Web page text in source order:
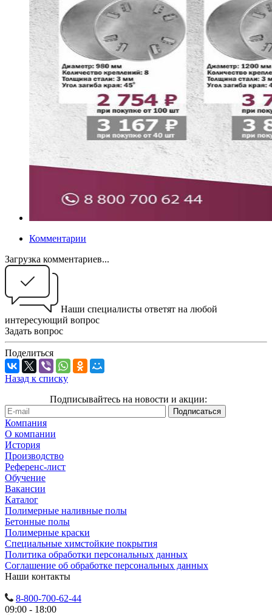
Комментарии
Загрузка комментариев...
Наши специалисты ответят на любой
интересующий вопрос
Задать вопрос
Поделиться
Назад к списку
Подписывайтесь на новости и акции:
Компания
О компании
История
Производство
Референс-лист
Обучение
Вакансии
Каталог
Полимерные наливные полы
Бетонные полы
Полимерные краски
Специальные химстойкие покрытия
Политика обработки персональных данных
Cоглашение об обработке персональных данных
Наши контакты
8-800-700-62-44
09:00 - 18:00